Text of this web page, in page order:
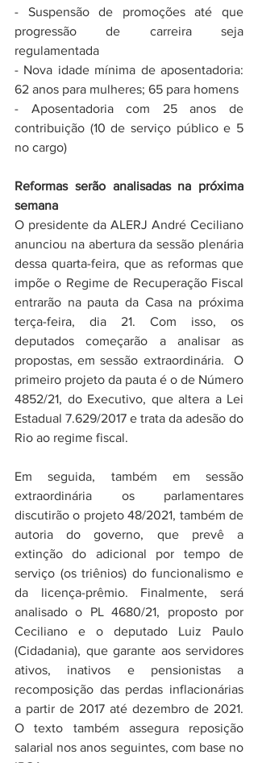
- Suspensão de promoções até que
progressão de carreira seja
regulamentada
- Nova idade mínima de aposentadoria:
62 anos para mulheres; 65 para homens
- Aposentadoria com 25 anos de
contribuição (10 de serviço público e 5
no cargo)
Reformas serão analisadas na próxima
semana
O presidente da ALERJ André Ceciliano
anunciou na abertura da sessão plenária
dessa quarta-feira, que as reformas que
impõe o Regime de Recuperação Fiscal
entrarão na pauta da Casa na próxima
terça-feira, dia 21. Com isso, os
deputados começarão a analisar as
propostas, em sessão extraordinária.  O
primeiro projeto da pauta é o de Número
4852/21, do Executivo, que altera a Lei
Estadual 7.629/2017 e trata da adesão do
Rio ao regime fiscal.
Em seguida, também em sessão
extraordinária os parlamentares
discutirão o projeto 48/2021, também de
autoria do governo, que prevê a
extinção do adicional por tempo de
serviço (os triênios) do funcionalismo e
da licença-prêmio. Finalmente, será
analisado o PL 4680/21, proposto por
Ceciliano e o deputado Luiz Paulo
(Cidadania), que garante aos servidores
ativos, inativos e pensionistas a
recomposição das perdas inflacionárias
a partir de 2017 até dezembro de 2021.
O texto também assegura reposição
salarial nos anos seguintes, com base no